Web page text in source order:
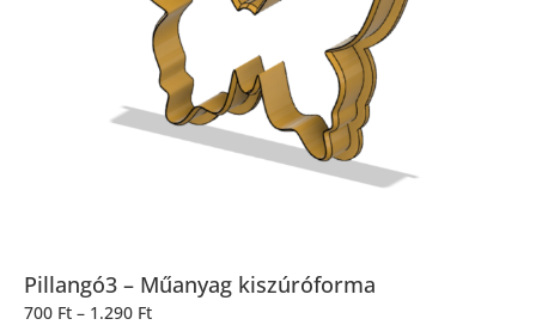
Pillangó3 – Műanyag kiszúróforma
700 Ft – 1.290 Ft